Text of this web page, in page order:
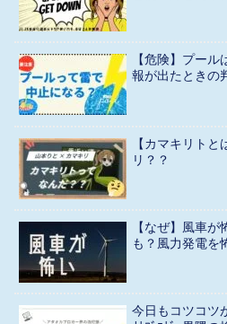
【危険】プー
報が出たときの
【カマキリト
リ？？
【なぜ】風車
も？風力発電を
今日もコツコツ